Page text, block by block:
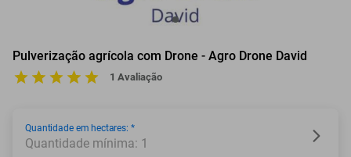
Pulverização agrícola com Drone - Agro Drone David
1 Avaliação
Quantidade em hectares: *
Quantidade mínima: 1